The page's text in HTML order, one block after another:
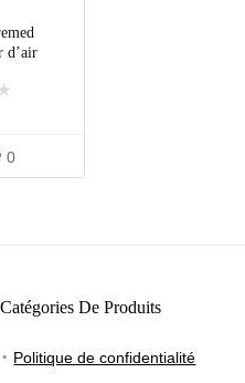
d’air
★
0
Catégories De Produits
Politique de confidentialité